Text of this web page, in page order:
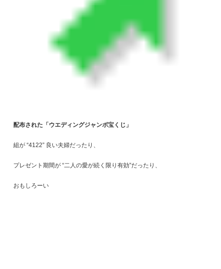
配布された「ウエディングジャンボ宝くじ」
組が “4122” 良い夫婦だったり、
プレゼント期間が “二人の愛が続く限り有効”だったり、
おもしろーい